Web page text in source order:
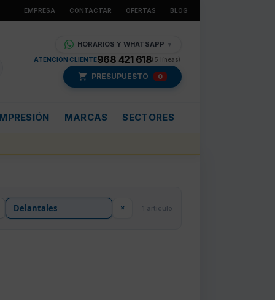
EMPRESA CONTACTAR OFERTAS BLOG
HORARIOS Y WHATSAPP ▼
ATENCIÓN CLIENTE968 421 618(5 líneas)
PRESUPUESTO 0
MARCAS SECTORES
× 1 artículo